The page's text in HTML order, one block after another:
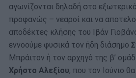
αγωνίζονται δηλαδή στο
προφανώς – νεαροί και να
αποδέκτες κλήσης του Ιβάν
εννοούμε φυσικά τον ήδη διάσημο
Μπράιτον ή τον αρχηγό της β’
Χρήστο Αλεξίου, που τον Ιούνιο